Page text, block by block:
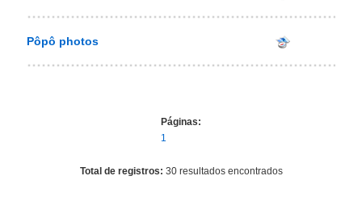
Pôpô photos
Páginas:
1
Total de registros: 30 resultados encontrados